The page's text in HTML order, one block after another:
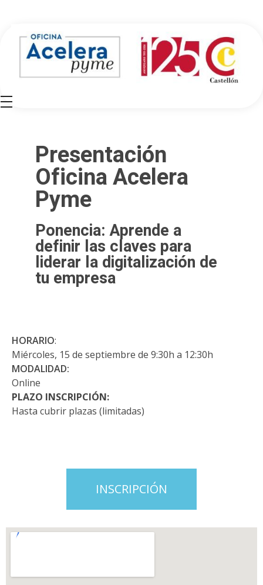
Presentación
Oficina Acelera
Pyme
Ponencia: Aprende a
definir las claves para
liderar la digitalización de
tu empresa
HORARIO:
Miércoles, 15 de septiembre de 9:30h a 12:30h
MODALIDAD:
Online
PLAZO INSCRIPCIÓN:
Hasta cubrir plazas (limitadas)
INSCRIPCIÓN